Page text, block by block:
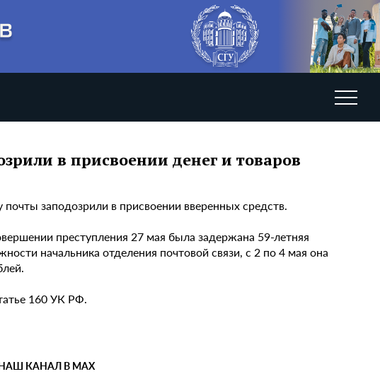
в присвоении денег и товаров
заподозрили в присвоении вверенных средств.
преступления 27 мая была задержана 59-летняя
начальника отделения почтовой связи, с 2 по 4 мая она
160 УК РФ.
КАНАЛ В MAX